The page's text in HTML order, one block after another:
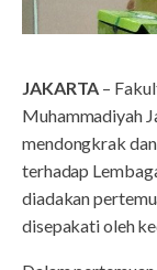
JAKARTA –
Muhammadiyah
mendongkrak
terhadap
diadakan
disepakati oleh